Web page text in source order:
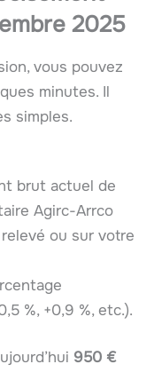
2025
vous pouvez
minutes. Il
simples.
brut actuel de
Agirc-Arrco
ou sur votre
%, +0,9 %, etc.).
950 €